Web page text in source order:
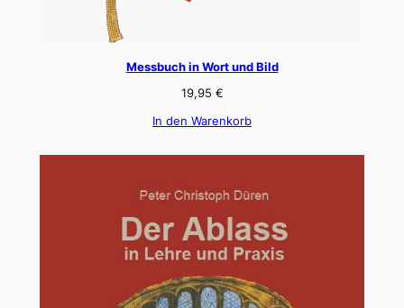
Messbuch in Wort und Bild
19,95 €
In den Warenkorb